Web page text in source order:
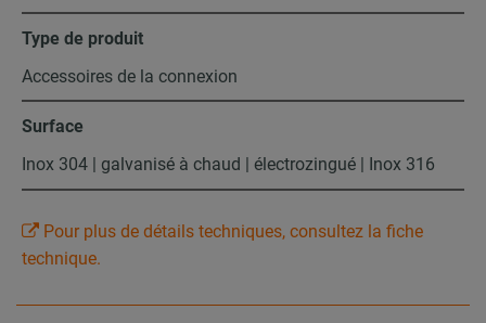
Type de produit
Accessoires de la connexion
Surface
Inox 304 | galvanisé à chaud | électrozingué | Inox 316
Pour plus de détails techniques, consultez la fiche
technique.